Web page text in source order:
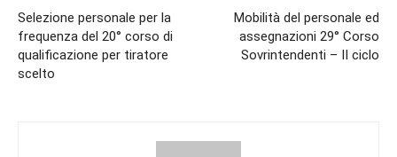
Selezione personale per la
frequenza del 20° corso di
qualificazione per tiratore
scelto
Mobilità del personale ed
assegnazioni 29° Corso
Sovrintendenti – II ciclo